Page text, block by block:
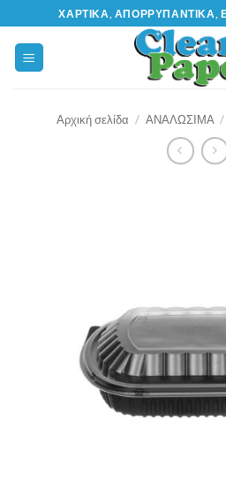
Μετάβαση
στο
περιεχόμενο
ΧΑΡΤΙΚΆ, ΑΠΟΡΡΥΠΑΝΤΙΚΆ,
Αρχική σελίδα / ΑΝΑΛΩΣΙΜΑ /